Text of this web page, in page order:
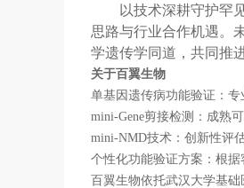
以技术深耕守护罕
思路与行业合作机遇。
学遗传学同道，共同推
关于百翼生物
单基因遗传病功能验证：
mini-Gene剪接检测：成熟
mini-NMD技术：创新性评
个性化功能验证方案：根
百翼生物依托武汉大学基